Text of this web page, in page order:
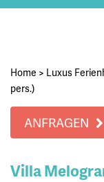
Home > Luxus
pers.)
ANFRAGEN
Villa